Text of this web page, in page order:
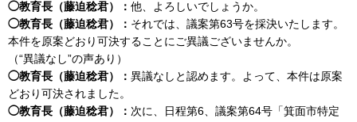
◯教育長（藤迫稔君）： 他、よろしいでしょうか。
◯教育長（藤迫稔君）： それでは、議案第63号を採決いたします。
本件を原案どおり可決することにご異議ございませんか。
（“異議なし”の声あり）
◯教育長（藤迫稔君）： 異議なしと認めます。よって、本件は原案
どおり可決されました。
◯教育長（藤迫稔君）： 次に、日程第6、議案第64号「箕面市特定